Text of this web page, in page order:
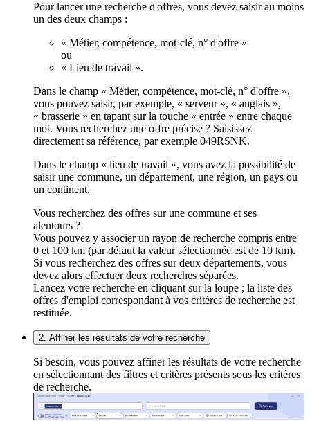
Pour lancer une recherche d'offres, vous devez saisir au moins
un des deux champs :
« Métier, compétence, mot-clé, n° d'offre »
ou
« Lieu de travail ».
Dans le champ « Métier, compétence, mot-clé, n° d'offre »,
vous pouvez saisir, par exemple, « serveur », « anglais »,
« brasserie » en tapant sur la touche « entrée » entre chaque
mot. Vous recherchez une offre précise ? Saisissez
directement sa référence, par exemple 049RSNK.
Dans le champ « lieu de travail », vous avez la possibilité de
saisir une commune, un département, une région, un pays ou
un continent.
Vous recherchez des offres sur une commune et ses
alentours ?
Vous pouvez y associer un rayon de recherche compris entre
0 et 100 km (par défaut la valeur sélectionnée est de 10 km).
Si vous recherchez des offres sur deux départements, vous
devez alors effectuer deux recherches séparées.
Lancez votre recherche en cliquant sur la loupe ; la liste des
offres d'emploi correspondant à vos critères de recherche est
restituée.
2. Affiner les résultats de votre recherche
Si besoin, vous pouvez affiner les résultats de votre recherche
en sélectionnant des filtres et critères présents sous les critères
de recherche.